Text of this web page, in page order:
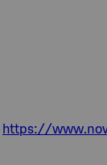
https://